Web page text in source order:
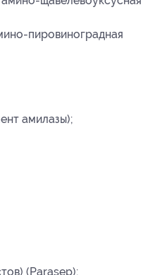
пировиноградная
амилазы);
(Parasep);